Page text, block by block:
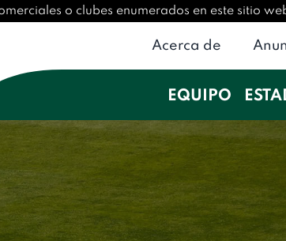
o clubes enumerados en este sitio
Acerca de
EQUIPO